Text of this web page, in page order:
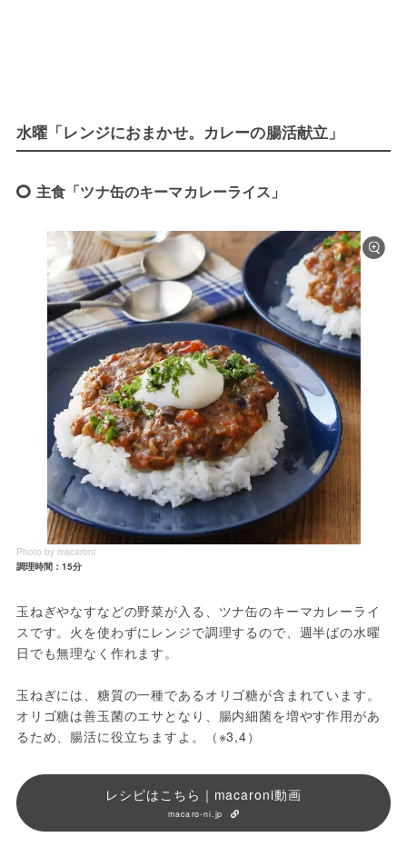
水曜「レンジにおまかせ。カレーの腸活献立」
主食「ツナ缶のキーマカレーライス」
Photo by macaroni
調理時間：15分
玉ねぎやなすなどの野菜が入る、ツナ缶のキーマカレーライ
スです。火を使わずにレンジで調理するので、週半ばの水曜
日でも無理なく作れます。
玉ねぎには、糖質の一種であるオリゴ糖が含まれています。
オリゴ糖は善玉菌のエサとなり、腸内細菌を増やす作用があ
るため、腸活に役立ちますよ。（※3,4）
レシピはこちら｜macaroni動画
macaro-ni.jp